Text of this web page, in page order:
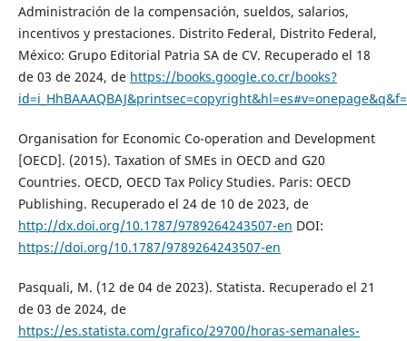
Administración de la compensación, sueldos, salarios,
incentivos y prestaciones. Distrito Federal, Distrito Federal,
México: Grupo Editorial Patria SA de CV. Recuperado el 18
de 03 de 2024, de https://books.google.co.cr/books?
Organisation for Economic Co-operation and Development
[OECD]. (2015). Taxation of SMEs in OECD and G20
Countries. OECD, OECD Tax Policy Studies. Paris: OECD
Publishing. Recuperado el 24 de 10 de 2023, de
http://dx.doi.org/10.1787/9789264243507-en DOI:
https://doi.org/10.1787/9789264243507-en
Pasquali, M. (12 de 04 de 2023). Statista. Recuperado el 21
de 03 de 2024, de
https://es.statista.com/grafico/29700/horas-semanales-